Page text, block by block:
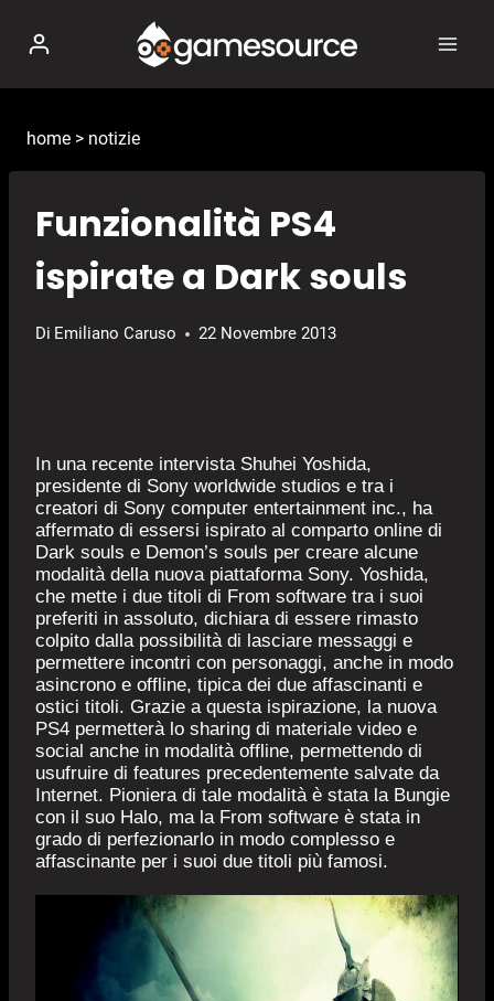
contenuto
home > notizie
Funzionalità PS4
ispirate a Dark souls
Di Emiliano Caruso 22 Novembre 2013
In una recente intervista Shuhei Yoshida,
presidente di Sony worldwide studios e tra i
creatori di Sony computer entertainment inc., ha
affermato di essersi ispirato al comparto online di
Dark souls e Demon’s souls per creare alcune
modalità della nuova piattaforma Sony. Yoshida,
che mette i due titoli di From software tra i suoi
preferiti in assoluto, dichiara di essere rimasto
colpito dalla possibilità di lasciare messaggi e
permettere incontri con personaggi, anche in modo
asincrono e offline, tipica dei due affascinanti e
ostici titoli. Grazie a questa ispirazione, la nuova
PS4 permetterà lo sharing di materiale video e
social anche in modalità offline, permettendo di
usufruire di features precedentemente salvate da
Internet. Pioniera di tale modalità è stata la Bungie
con il suo Halo, ma la From software è stata in
grado di perfezionarlo in modo complesso e
affascinante per i suoi due titoli più famosi.